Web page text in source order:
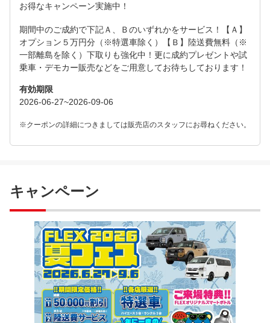
お得なキャンペーン実施中！
期間中のご成約で下記Ａ、Ｂのいずれかをサービス！【Ａ】
オプション５万円分（※特選車除く）【Ｂ】陸送費無料（※
一部離島を除く）下取りも強化中！更に成約プレゼントや試
乗車・デモカー販売などをご用意してお待ちしております！
有効期限
2026-06-27~2026-09-06
※クーポンの詳細につきましては販売店のスタッフにお尋ねください。
キャンペーン